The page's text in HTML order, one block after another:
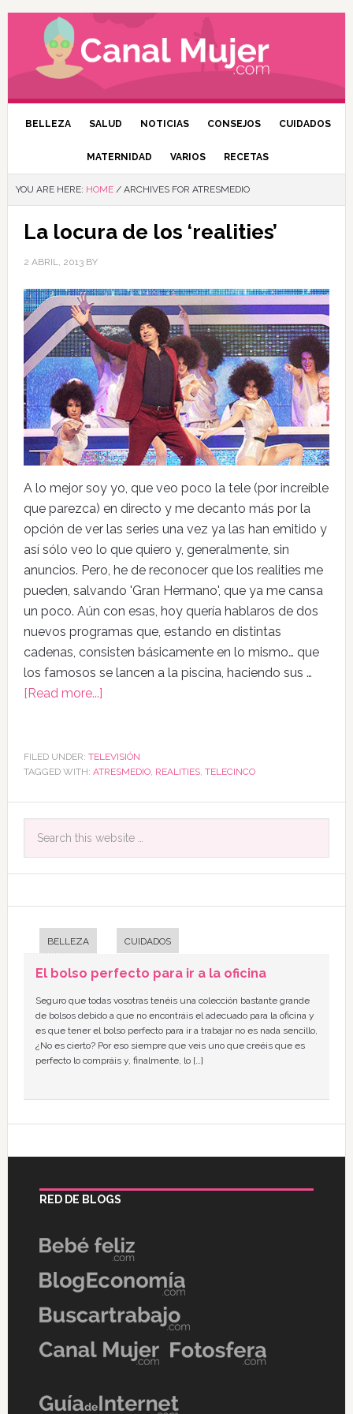
BELLEZA SALUD NOTICIAS CONSEJOS CUIDADOS
MATERNIDAD VARIOS RECETAS
YOU ARE HERE: HOME /ARCHIVES FOR ATRESMEDIO
La locura de los ‘realities’
2 ABRIL, 2013BY
A lo mejor soy yo, que veo poco la tele (por increíble
que parezca) en directo y me decanto más por la
opción de ver las series una vez ya las han emitido y
así sólo veo lo que quiero y, generalmente, sin
anuncios. Pero, he de reconocer que los realities me
pueden, salvando 'Gran Hermano', que ya me cansa
un poco. Aún con esas, hoy quería hablaros de dos
nuevos programas que, estando en distintas
cadenas, consisten básicamente en lo mismo… que
los famosos se lancen a la piscina, haciendo sus …
[Read more...]
FILED UNDER: TELEVISIÓN
TAGGED WITH: ATRESMEDIO, REALITIES, TELECINCO
BELLEZA CUIDADOS
El bolso perfecto para ir a la oficina
Seguro que todas vosotras tenéis una colección bastante grande
de bolsos debido a que no encontráis el adecuado para la oficina y
es que tener el bolso perfecto para ir a trabajar no es nada sencillo,
¿No es cierto? Por eso siempre que veis uno que creéis que es
perfecto lo compráis y, finalmente, lo […]
RED DE BLOGS